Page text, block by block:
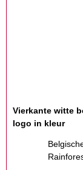
Vierkante witte
logo in kleur